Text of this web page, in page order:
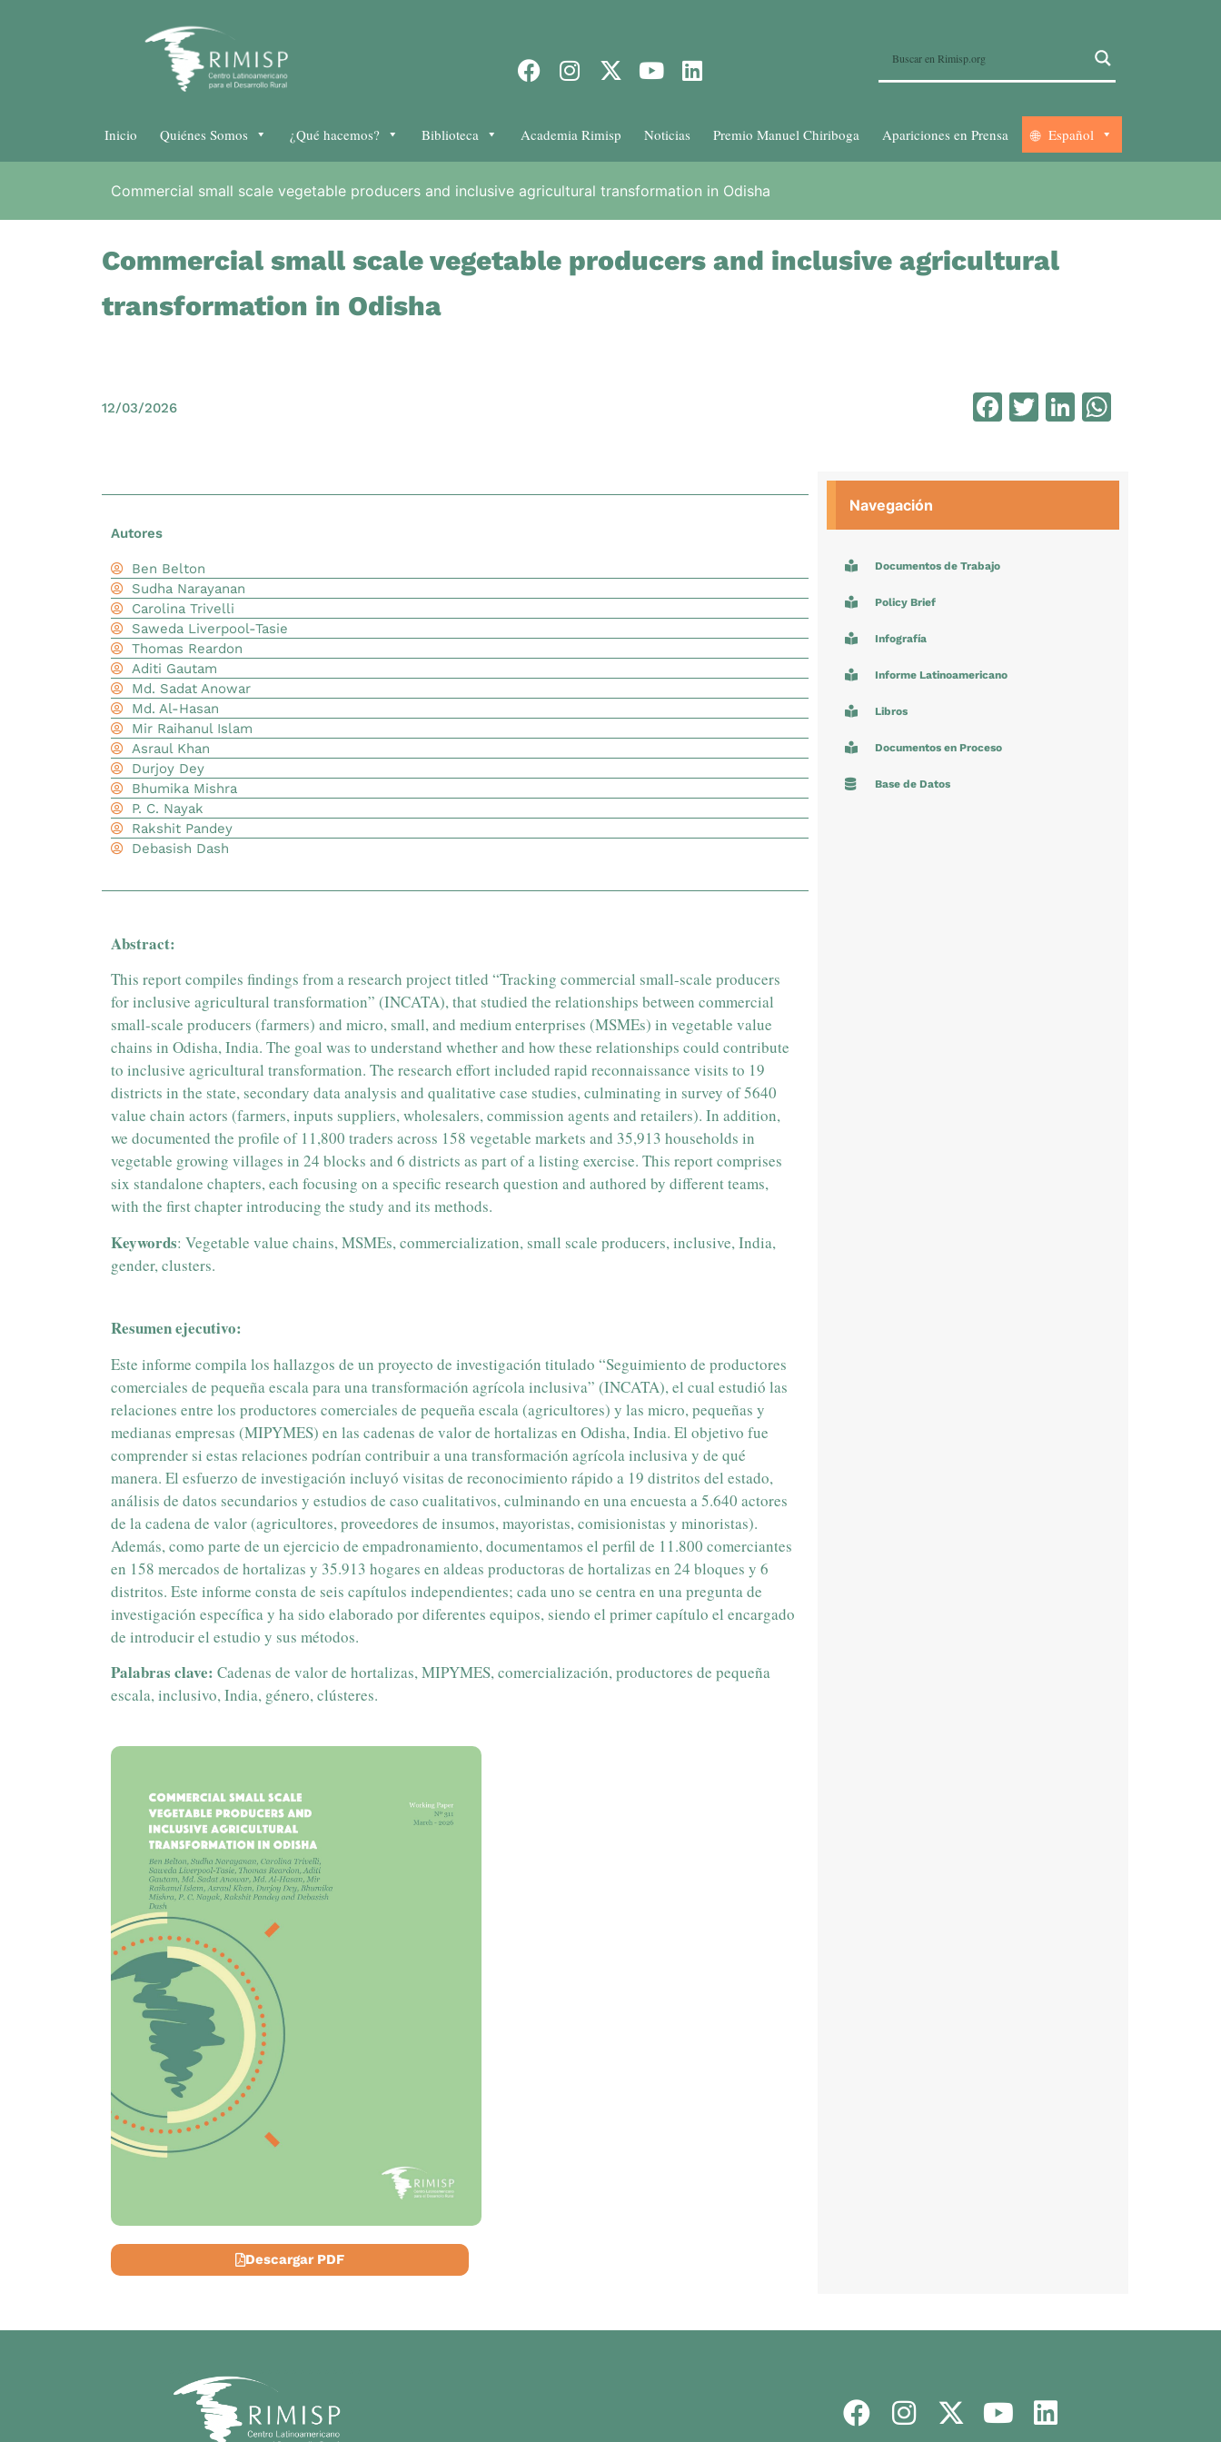
Inicio Quiénes Somos ¿Qué hacemos? Biblioteca Academia Rimisp Noticias Premio Manuel Chiriboga Apariciones en Prensa Español
Commercial small scale vegetable producers and inclusive agricultural transformation in Odisha
Commercial small scale vegetable producers and inclusive agricultural
transformation in Odisha
12/03/2026 Facebook
TwitterLinkedIn
Autores
Ben Belton
Sudha Narayanan
Carolina Trivelli
Saweda Liverpool-Tasie
Thomas Reardon
Aditi Gautam
Md. Sadat Anowar
Md. Al-Hasan
Mir Raihanul Islam
Asraul Khan
Durjoy Dey
Bhumika Mishra
P. C. Nayak
Rakshit Pandey
Debasish Dash
Abstract:
This report compiles findings from a research project titled “Tracking commercial small-scale producers
for inclusive agricultural transformation” (INCATA), that studied the relationships between commercial
small-scale producers (farmers) and micro, small, and medium enterprises (MSMEs) in vegetable value
chains in Odisha, India. The goal was to understand whether and how these relationships could contribute
to inclusive agricultural transformation. The research effort included rapid reconnaissance visits to 19
districts in the state, secondary data analysis and qualitative case studies, culminating in survey of 5640
value chain actors (farmers, inputs suppliers, wholesalers, commission agents and retailers). In addition,
we documented the profile of 11,800 traders across 158 vegetable markets and 35,913 households in
vegetable growing villages in 24 blocks and 6 districts as part of a listing exercise. This report comprises
six standalone chapters, each focusing on a specific research question and authored by different teams,
with the first chapter introducing the study and its methods.
Keywords: Vegetable value chains, MSMEs, commercialization, small scale producers, inclusive, India,
gender, clusters.
Resumen ejecutivo:
Este informe compila los hallazgos de un proyecto de investigación titulado “Seguimiento de productores
comerciales de pequeña escala para una transformación agrícola inclusiva” (INCATA), el cual estudió las
relaciones entre los productores comerciales de pequeña escala (agricultores) y las micro, pequeñas y
medianas empresas (MIPYMES) en las cadenas de valor de hortalizas en Odisha, India. El objetivo fue
comprender si estas relaciones podrían contribuir a una transformación agrícola inclusiva y de qué
manera. El esfuerzo de investigación incluyó visitas de reconocimiento rápido a 19 distritos del estado,
análisis de datos secundarios y estudios de caso cualitativos, culminando en una encuesta a 5.640 actores
de la cadena de valor (agricultores, proveedores de insumos, mayoristas, comisionistas y minoristas).
Además, como parte de un ejercicio de empadronamiento, documentamos el perfil de 11.800 comerciantes
en 158 mercados de hortalizas y 35.913 hogares en aldeas productoras de hortalizas en 24 bloques y 6
distritos. Este informe consta de seis capítulos independientes; cada uno se centra en una pregunta de
investigación específica y ha sido elaborado por diferentes equipos, siendo el primer capítulo el encargado
de introducir el estudio y sus métodos.
Palabras clave: Cadenas de valor de hortalizas, MIPYMES, comercialización, productores de pequeña
escala, inclusivo, India, género, clústeres.
Descargar PDF
Navegación
Documentos de Trabajo
Policy Brief
Infografía
Informe Latinoamericano
Libros
Documentos en Proceso
Base de Datos